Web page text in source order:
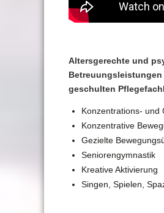
Altersgerechte und
geschulten
Konzentrations- und
Konzentrative
Gezielte
Seniorengymnastik
Kreative Aktivierung
Singen, Spielen,